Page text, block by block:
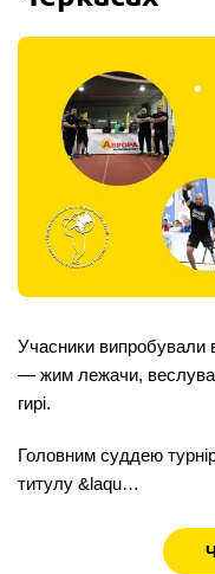
Учасники випробували
— жим лежачи,
гирі.
Головним суддею
титулу &laqu…